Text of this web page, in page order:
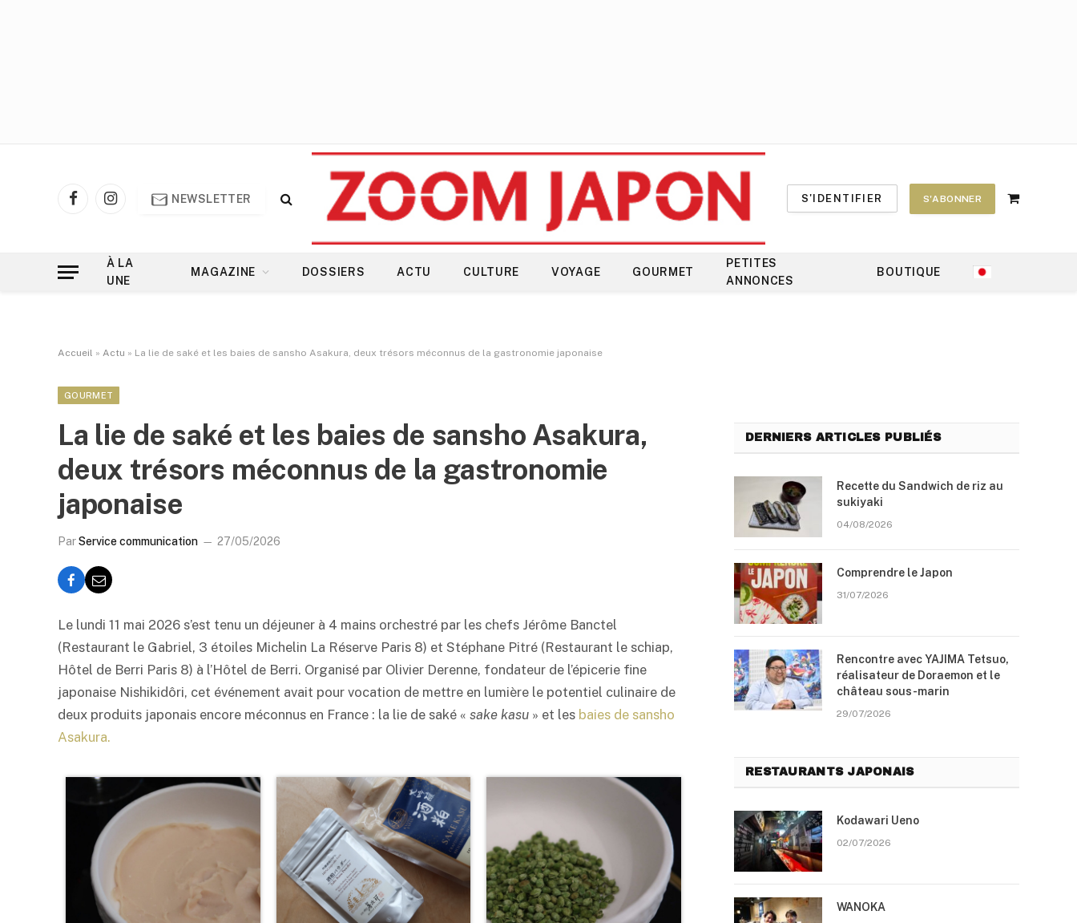
FacebookInstagram
NEWSLETTER S'IDENTIFIER S'ABONNER
Shopping
À LA
UNE
MAGAZINE DOSSIERS ACTU CULTURE VOYAGE GOURMET
PETITES
ANNONCES
BOUTIQUE
Accueil » Actu » La lie de saké et les baies de sansho Asakura, deux trésors méconnus de la gastronomie japonaise
GOURMET
La lie de saké et les baies de sansho Asakura,
deux trésors méconnus de la gastronomie
japonaise
ParService communication 27/05/2026
Le lundi 11 mai 2026 s’est tenu un déjeuner à 4 mains orchestré par les chefs Jérôme Banctel
(Restaurant le Gabriel, 3 étoiles Michelin La Réserve Paris 8) et Stéphane Pitré (Restaurant le schiap,
Hôtel de Berri Paris 8) à l’Hôtel de Berri. Organisé par Olivier Derenne, fondateur de l’épicerie fine
japonaise Nishikidôri, cet événement avait pour vocation de mettre en lumière le potentiel culinaire de
deux produits japonais encore méconnus en France : la lie de saké « sake kasu » et les baies de sansho
Asakura.
DERNIERS ARTICLES PUBLIÉS
Recette du Sandwich de riz au
sukiyaki
04/08/2026
Comprendre le Japon
31/07/2026
Rencontre avec YAJIMA Tetsuo,
réalisateur de Doraemon et le
château sous-marin
29/07/2026
RESTAURANTS JAPONAIS
Kodawari Ueno
02/07/2026
WANOKA